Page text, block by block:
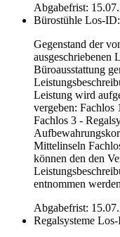
Abgabefrist:
Bürostühle Los-
Gegenstand der
ausgeschriebenen
Büroausstattung
Leistung wird
vergeben: Fachlos
Fachlos 3 -
Mittelinseln
können den den
entnommen
Abgabefrist:
Regalsysteme